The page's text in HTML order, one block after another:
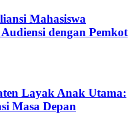
Mahasiswa
dengan Pemkot
Layak Anak Utama:
Masa Depan